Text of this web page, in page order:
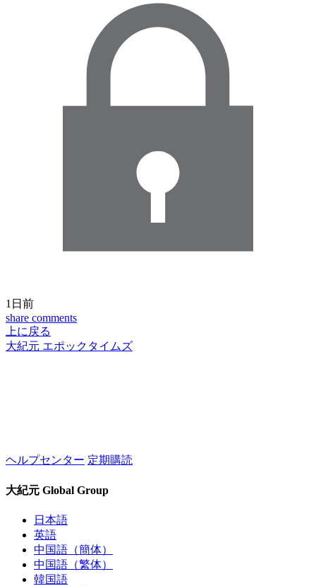
1日前
share comments
上に戻る
大紀元 エポックタイムズ
ヘルプセンター 定期購読
大紀元 Global Group
日本語
英語
中国語（簡体）
中国語（繁体）
韓国語